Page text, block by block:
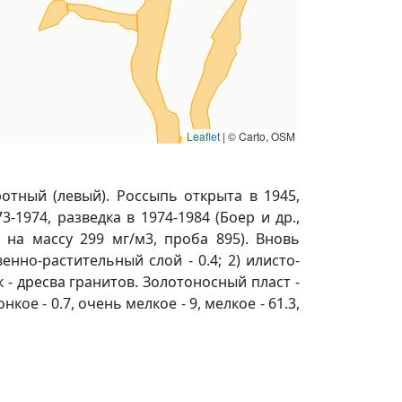
Leaflet | © Carto, OSM
(левый). Россыпь открыта в 1945,
1974, разведка в 1974-1984 (Боер и др.,
массу 299 мг/м3, проба 895). Вновь
растительный слой - 0.4; 2) илисто-
дресва гранитов. Золотоносный пласт -
- 0.7, очень мелкое - 9, мелкое - 61.3,